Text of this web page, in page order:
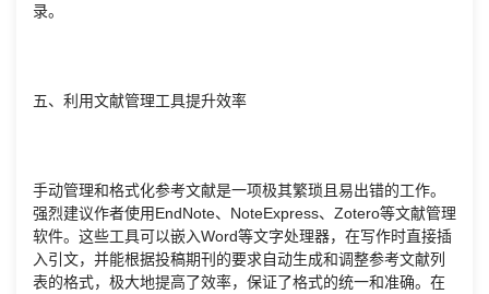
录。
五、利用文献管理工具提升效率
手动管理和格式化参考文献是一项极其繁琐且易出错的工作。
强烈建议作者使用EndNote、NoteExpress、Zotero等文献管理
软件。这些工具可以嵌入Word等文字处理器，在写作时直接插
入引文，并能根据投稿期刊的要求自动生成和调整参考文献列
表的格式，极大地提高了效率，保证了格式的统一和准确。在